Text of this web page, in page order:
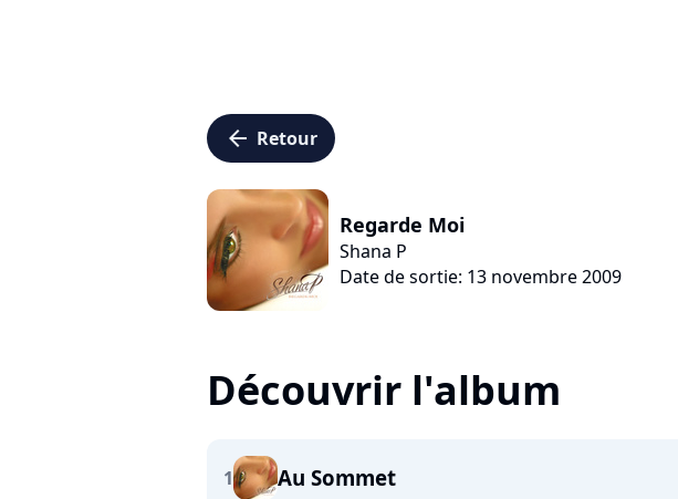
arrow_left Retour
Regarde Moi
Shana P
Date de sortie: 13 novembre 2009
Découvrir l'album
1 Au Sommet